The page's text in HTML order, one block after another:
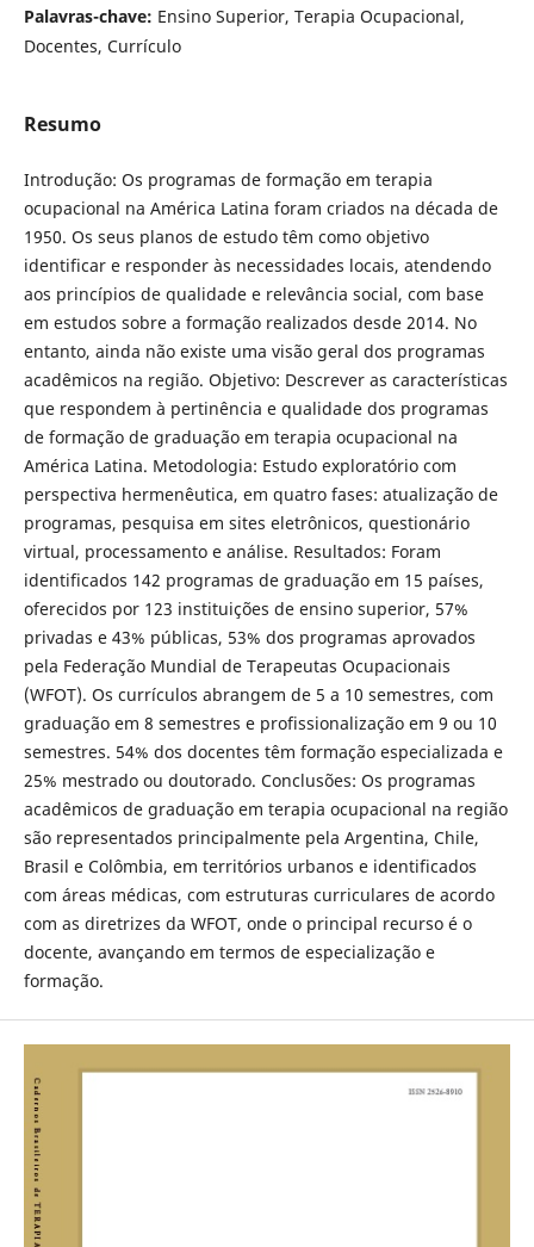
Palavras-chave: Ensino Superior, Terapia Ocupacional,
Docentes, Currículo
Resumo
Introdução: Os programas de formação em terapia
ocupacional na América Latina foram criados na década de
1950. Os seus planos de estudo têm como objetivo
identificar e responder às necessidades locais, atendendo
aos princípios de qualidade e relevância social, com base
em estudos sobre a formação realizados desde 2014. No
entanto, ainda não existe uma visão geral dos programas
acadêmicos na região. Objetivo: Descrever as características
que respondem à pertinência e qualidade dos programas
de formação de graduação em terapia ocupacional na
América Latina. Metodologia: Estudo exploratório com
perspectiva hermenêutica, em quatro fases: atualização de
programas, pesquisa em sites eletrônicos, questionário
virtual, processamento e análise. Resultados: Foram
identificados 142 programas de graduação em 15 países,
oferecidos por 123 instituições de ensino superior, 57%
privadas e 43% públicas, 53% dos programas aprovados
pela Federação Mundial de Terapeutas Ocupacionais
(WFOT). Os currículos abrangem de 5 a 10 semestres, com
graduação em 8 semestres e profissionalização em 9 ou 10
semestres. 54% dos docentes têm formação especializada e
25% mestrado ou doutorado. Conclusões: Os programas
acadêmicos de graduação em terapia ocupacional na região
são representados principalmente pela Argentina, Chile,
Brasil e Colômbia, em territórios urbanos e identificados
com áreas médicas, com estruturas curriculares de acordo
com as diretrizes da WFOT, onde o principal recurso é o
docente, avançando em termos de especialização e
formação.